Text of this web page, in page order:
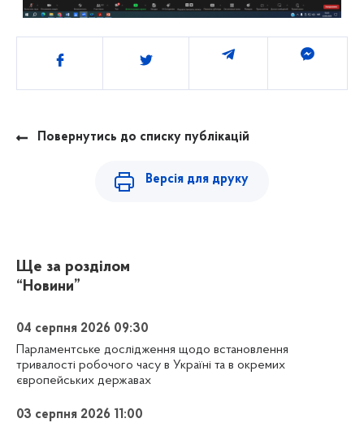
Поділитись
Повернутись до списку публікацій
Версія для друку
Ще за розділом
“Новини”
04 серпня 2026 09:30
Парламентське дослідження щодо встановлення
тривалості робочого часу в Україні та в окремих
європейських державах
03 серпня 2026 11:00